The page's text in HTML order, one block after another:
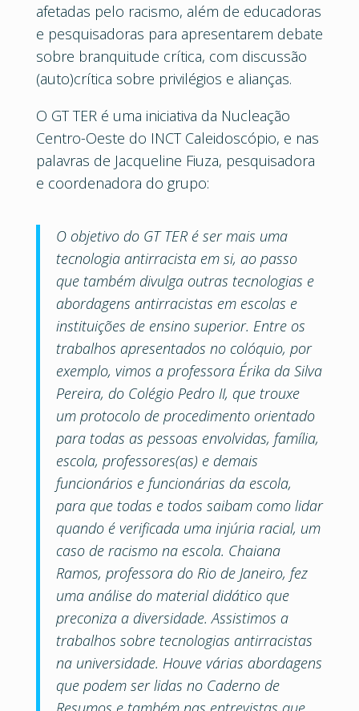
afetadas pelo racismo, além de educadoras
e pesquisadoras para apresentarem debate
sobre branquitude crítica, com discussão
(auto)crítica sobre privilégios e alianças.
O GT TER é uma iniciativa da Nucleação
Centro-Oeste do INCT Caleidoscópio, e nas
palavras de Jacqueline Fiuza, pesquisadora
e coordenadora do grupo:
O objetivo do GT TER é ser mais uma
tecnologia antirracista em si, ao passo
que também divulga outras tecnologias e
abordagens antirracistas em escolas e
instituições de ensino superior. Entre os
trabalhos apresentados no colóquio, por
exemplo, vimos a professora Érika da Silva
Pereira, do Colégio Pedro II, que trouxe
um protocolo de procedimento orientado
para todas as pessoas envolvidas, família,
escola, professores(as) e demais
funcionários e funcionárias da escola,
para que todas e todos saibam como lidar
quando é verificada uma injúria racial, um
caso de racismo na escola. Chaiana
Ramos, professora do Rio de Janeiro, fez
uma análise do material didático que
preconiza a diversidade. Assistimos a
trabalhos sobre tecnologias antirracistas
na universidade. Houve várias abordagens
que podem ser lidas no Caderno de